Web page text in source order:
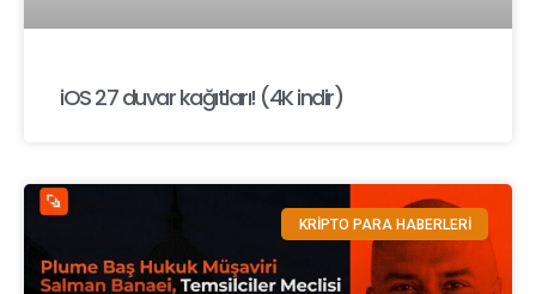
iOS 27 duvar kağıtları! (4K indir)
KRİPTO PARA HABERLERİ